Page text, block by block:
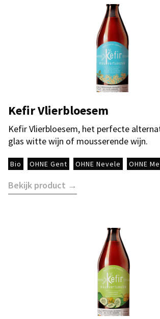
Kefir Vlierbloesem
Kefir Vlierbloesem, het perfecte
glas witte wijn of mousserende wijn.
Bio OHNE Gent OHNE Nevele OHNE
Bekijk product →